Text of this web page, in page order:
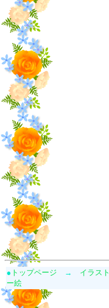
● トップページ → イラスト
ー絵